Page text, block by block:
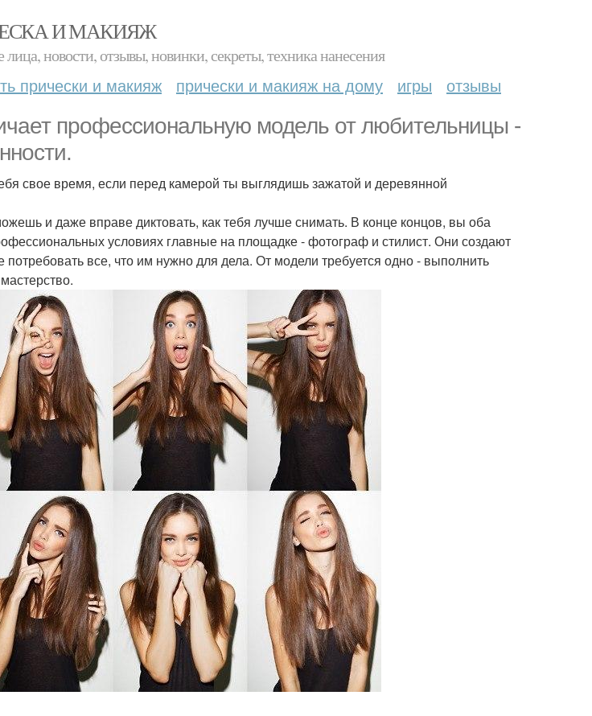
И МАКИЯЖ
новости, отзывы, новинки, секреты, техника нанесения
прически и макияж прически и макияж на дому игры отзывы
профессиональную модель от любительницы -
свое время, если перед камерой ты выглядишь зажатой и деревянной
и даже вправе диктовать, как тебя лучше снимать. В конце концов, вы оба
условиях главные на площадке - фотограф и стилист. Они создают
все, что им нужно для дела. От модели требуется одно - выполнить